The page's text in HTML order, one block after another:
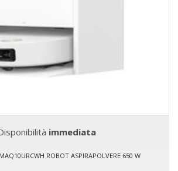
immediata
ROBOT ASPIRAPOLVERE 650 W